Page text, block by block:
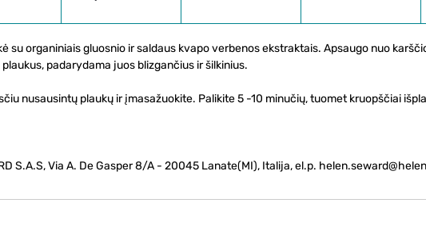
su organiniais gluosnio ir saldaus kvapo verbenos ekstraktais. Apsaugo nuo
padarydama juos blizgančius ir šilkinius.
nusausintų plaukų ir įmasažuokite. Palikite 5 -10 minučių, tuomet kruopščiai
S.A.S, Via A. De Gasper 8/A - 20045 Lanate(MI), Italija, el.p.